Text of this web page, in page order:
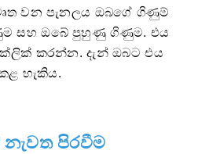
වන පැනලය ඔබගේ ගිණුම්
සහ ඔබේ පුහුණු ගිණුම. එය
කරන්න. දැන් ඔබට එය
හැකිය.
පිරවීම